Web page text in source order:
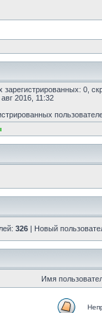
зарегистрированных: 0,
2016, 11:32
326 | Новый
Имя